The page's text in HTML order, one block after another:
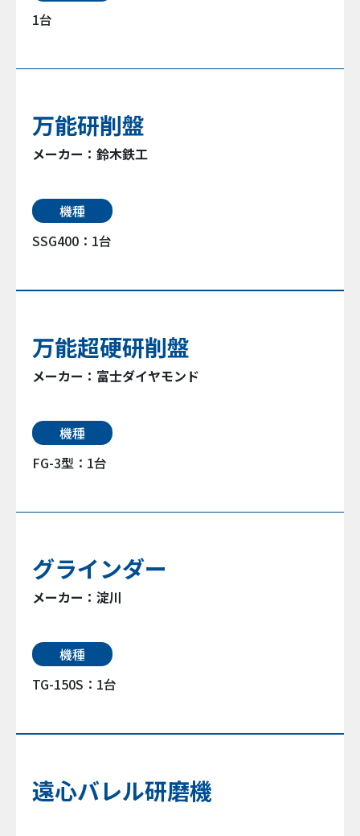
1台
万能研削盤
メーカー：鈴木鉄工
機種
SSG400：1台
万能超硬研削盤
メーカー：富士ダイヤモンド
機種
FG-3型：1台
グラインダー
メーカー：淀川
機種
TG-150S：1台
遠心バレル研磨機